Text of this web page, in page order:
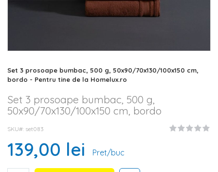
Skip
to
beginning
of
the
gallery
Set 3 prosoape bumbac, 500 g, 50x90/70x130/100x150 cm,
bordo - Pentru tine de la Homelux.ro
Set 3 prosoape bumbac, 500 g,
50x90/70x130/100x150 cm, bordo
SKU# set083
139,00 lei Pret/buc